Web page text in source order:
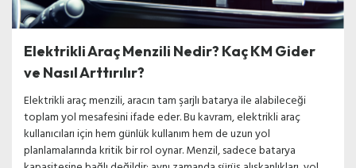
Elektrikli Araç Menzili Nedir? Kaç KM Gider
ve Nasıl Arttırılır?
Elektrikli araç menzili, aracın tam şarjlı batarya ile alabileceği
toplam yol mesafesini ifade eder. Bu kavram, elektrikli araç
kullanıcıları için hem günlük kullanım hem de uzun yol
planlamalarında kritik bir rol oynar. Menzil, sadece batarya